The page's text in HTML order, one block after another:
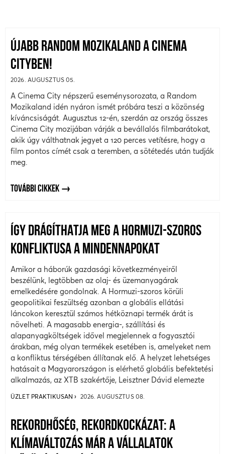
ÚJABB RANDOM MOZIKALAND A CINEMA
CITYBEN!
2026. AUGUSZTUS 05.
A Cinema City népszerű eseménysorozata, a Random
Mozikaland idén nyáron ismét próbára teszi a közönség
kíváncsiságát. Augusztus 12-én, szerdán az ország összes
Cinema City mozijában várják a bevállalós filmbarátokat,
akik úgy válthatnak jegyet a 120 perces vetítésre, hogy a
film pontos címét csak a teremben, a sötétedés után tudják
meg.
TOVÁBBI CIKKEK
ÍGY DRÁGÍTHATJA MEG A HORMUZI-SZOROS
KONFLIKTUSA A MINDENNAPOKAT
Amikor a háborúk gazdasági következményeiről
beszélünk, legtöbben az olaj- és üzemanyagárak
emelkedésére gondolnak. A Hormuzi-szoros körüli
geopolitikai feszültség azonban a globális ellátási
láncokon keresztül számos hétköznapi termék árát is
növelheti. A magasabb energia-, szállítási és
alapanyagköltségek idővel megjelennek a fogyasztói
árakban, még olyan termékek esetében is, amelyeket nem
a konfliktus térségében állítanak elő. A helyzet lehetséges
hatásait a Magyarországon is elérhető globális befektetési
alkalmazás, az XTB szakértője, Leisztner Dávid elemezte
ÜZLET PRAKTIKUSAN 2026. AUGUSZTUS 08.
REKORDHŐSÉG, REKORDKOCKÁZAT: A
KLÍMAVÁLTOZÁS MÁR A VÁLLALATOK